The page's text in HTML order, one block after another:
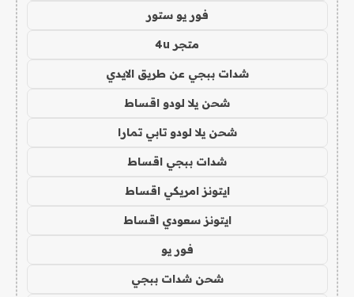
فور يو ستور
متجر 4u
شدات ببجي عن طريق الايدي
شحن يلا لودو اقساط
شحن يلا لودو تابي تمارا
شدات ببجي اقساط
ايتونز امريكي اقساط
ايتونز سعودي اقساط
فور يو
شحن شدات ببجي